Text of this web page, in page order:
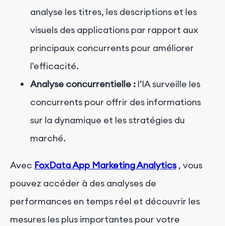
analyse les titres, les descriptions et les
visuels des applications par rapport aux
principaux concurrents pour améliorer
l'efficacité.
Analyse concurrentielle : l’IA surveille les
concurrents pour offrir des informations
sur la dynamique et les stratégies du
marché.
Avec FoxData App Marketing Analytics, vous
pouvez accéder à des analyses de
performances en temps réel et découvrir les
mesures les plus importantes pour votre